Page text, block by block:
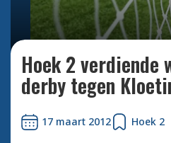
Hoek 2 verdiende
derby tegen
17 maart 2012 Hoek 2